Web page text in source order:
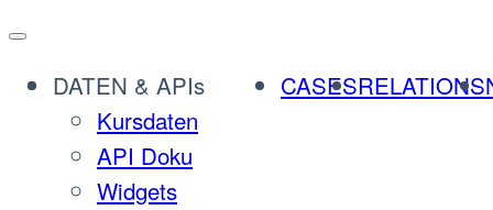
DATEN & APIs
Kursdaten
API Doku
Widgets
CASESRELATIONS